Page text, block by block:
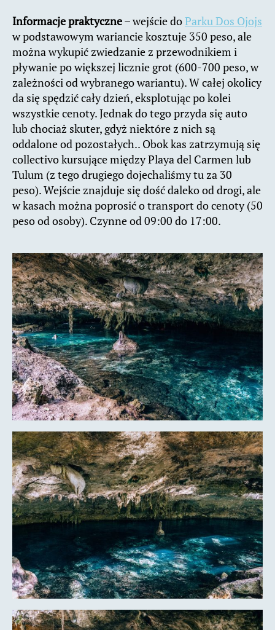
Informacje praktyczne– wejście doParku Dos Ojojs
w podstawowym wariancie kosztuje 350 peso, ale
można wykupić zwiedzanie z przewodnikiem i
pływanie po większej licznie grot (600-700 peso, w
zależności od wybranego wariantu). W całej okolicy
da się spędzić cały dzień, eksplotując po kolei
wszystkie cenoty. Jednak do tego przyda się auto
lub chociaż skuter, gdyż niektóre z nich są
oddalone od pozostałych.. Obok kas zatrzymują się
collectivo kursujące między Playa del Carmen lub
Tulum (z tego drugiego dojechaliśmy tu za 30
peso). Wejście znajduje się dość daleko od drogi, ale
w kasach można poprosić o transport do cenoty (50
peso od osoby). Czynne od 09:00 do 17:00.